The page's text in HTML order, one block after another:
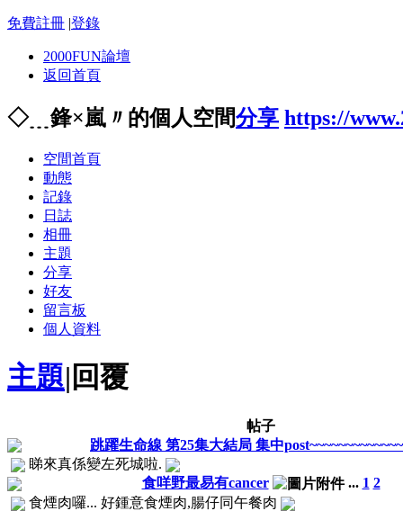
免費註冊 |登錄
2000FUN論壇
返回首頁
◇﹍鋒×嵐〃的個人空間分享 https://
空間首頁
動態
記錄
日誌
相冊
主題
分享
好友
留言板
個人資料
主題| 回覆
帖子
跳躍生命線 第25集大結局 集中
睇來真係變左死城啦.
食咩野最易有cancer
... 1 2
食煙肉囉... 好鍾意食煙肉,腸仔同午餐肉